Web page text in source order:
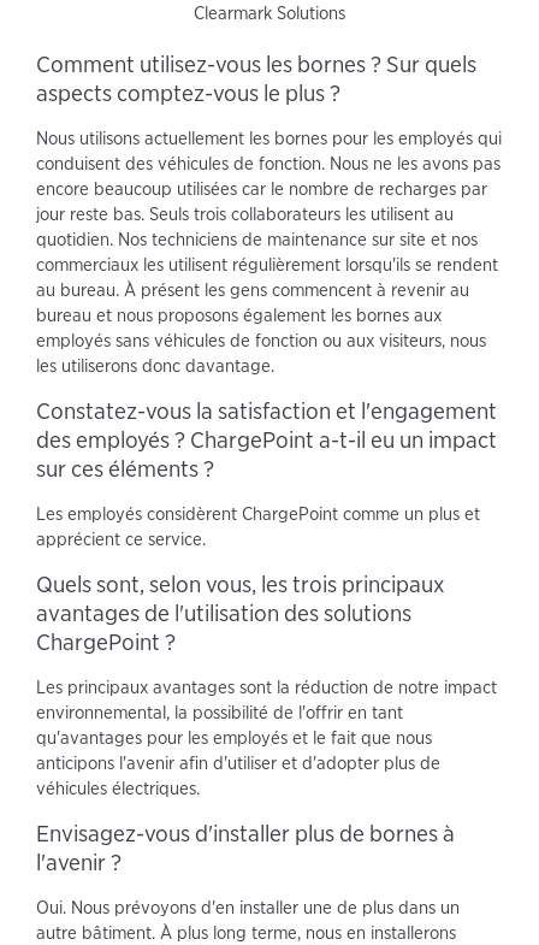
Clearmark Solutions
Comment utilisez-vous les bornes ? Sur quels
aspects comptez-vous le plus ?
Nous utilisons actuellement les bornes pour les employés qui
conduisent des véhicules de fonction. Nous ne les avons pas
encore beaucoup utilisées car le nombre de recharges par
jour reste bas. Seuls trois collaborateurs les utilisent au
quotidien. Nos techniciens de maintenance sur site et nos
commerciaux les utilisent régulièrement lorsqu'ils se rendent
au bureau. À présent les gens commencent à revenir au
bureau et nous proposons également les bornes aux
employés sans véhicules de fonction ou aux visiteurs, nous
les utiliserons donc davantage.
Constatez-vous la satisfaction et l'engagement
des employés ? ChargePoint a-t-il eu un impact
sur ces éléments ?
Les employés considèrent ChargePoint comme un plus et
apprécient ce service.
Quels sont, selon vous, les trois principaux
avantages de l'utilisation des solutions
ChargePoint ?
Les principaux avantages sont la réduction de notre impact
environnemental, la possibilité de l'offrir en tant
qu'avantages pour les employés et le fait que nous
anticipons l'avenir afin d'utiliser et d'adopter plus de
véhicules électriques.
Envisagez-vous d'installer plus de bornes à
l'avenir ?
Oui. Nous prévoyons d'en installer une de plus dans un
autre bâtiment. À plus long terme, nous en installerons